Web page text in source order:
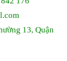
13, Quận